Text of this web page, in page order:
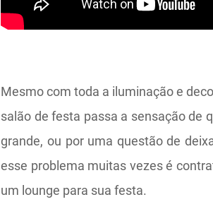
Mesmo com toda a iluminação e
salão de festa passa a sensação de
grande, ou por uma questão de
esse problema muitas vezes é
um lounge para sua festa.